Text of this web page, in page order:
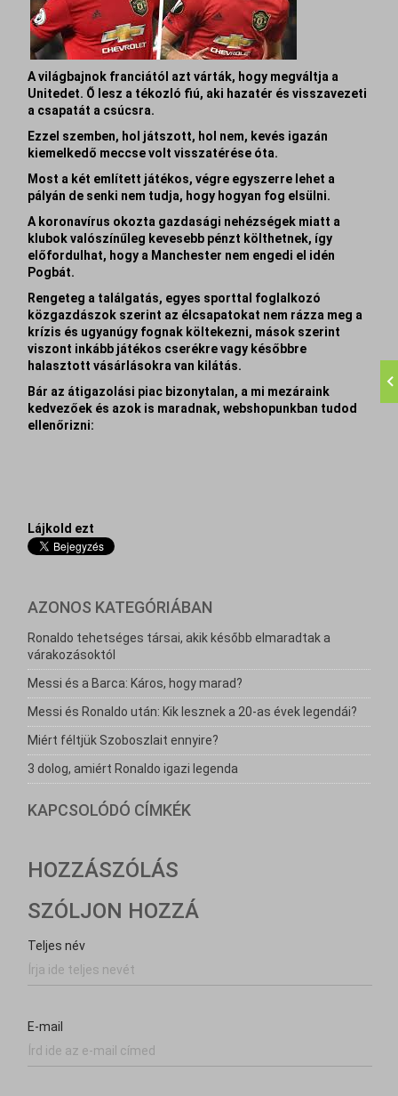
A világbajnok franciától azt várták, hogy megváltja a
Unitedet. Ő lesz a tékozló fiú, aki hazatér és visszavezeti
a csapatát a csúcsra.
Ezzel szemben, hol játszott, hol nem, kevés igazán
kiemelkedő meccse volt visszatérése óta.
Most a két említett játékos, végre egyszerre lehet a
pályán de senki nem tudja, hogy hogyan fog elsülni.
A koronavírus okozta gazdasági nehézségek miatt a
klubok valószínűleg kevesebb pénzt költhetnek, így
előfordulhat, hogy a Manchester nem engedi el idén
Pogbát.
Rengeteg a találgatás, egyes sporttal foglalkozó
közgazdászok szerint az élcsapatokat nem rázza meg a
krízis és ugyanúgy fognak költekezni, mások szerint
viszont inkább játékos cserékre vagy későbbre
halasztott vásárlásokra van kilátás.
Bár az átigazolási piac bizonytalan, a mi mezáraink
kedvezőek és azok is maradnak, webshopunkban tudod
ellenőrizni:
Lájkold ezt
AZONOS KATEGÓRIÁBAN
Ronaldo tehetséges társai, akik később elmaradtak a
várakozásoktól
Messi és a Barca: Káros, hogy marad?
Messi és Ronaldo után: Kik lesznek a 20-as évek legendái?
Miért féltjük Szoboszlait ennyire?
3 dolog, amiért Ronaldo igazi legenda
KAPCSOLÓDÓ CÍMKÉK
HOZZÁSZÓLÁS
SZÓLJON HOZZÁ
Teljes név
E-mail